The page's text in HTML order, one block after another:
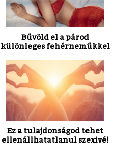
Bűvöld el a párod
különleges fehérneműkkel
Ez a tulajdonságod tehet
ellenállhatatlanul szexivé!